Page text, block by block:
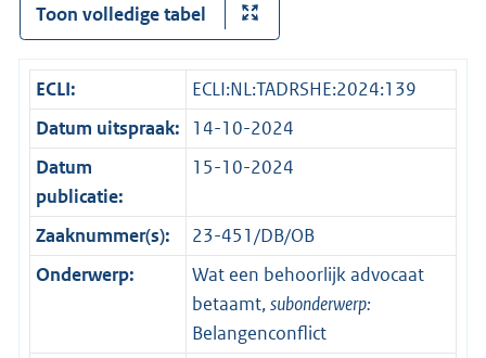
Toon volledige tabel
ECLI:
ECLI:NL:TADRSHE:2024:139
Datum uitspraak:
14-10-2024
Datum
publicatie:
15-10-2024
Zaaknummer(s):
23-451/DB/OB
Onderwerp:
Wat een behoorlijk advocaat
betaamt,subonderwerp:
Belangenconflict